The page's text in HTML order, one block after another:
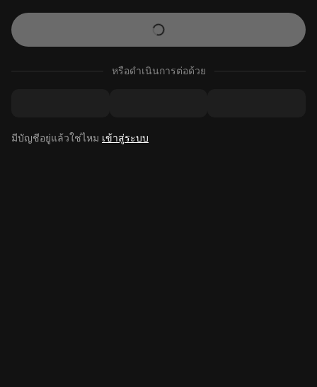
หรือดำเนินการต่อด้วย
มีบัญชีอยู่แล้วใช่ไหม เข้าสู่ระบบ